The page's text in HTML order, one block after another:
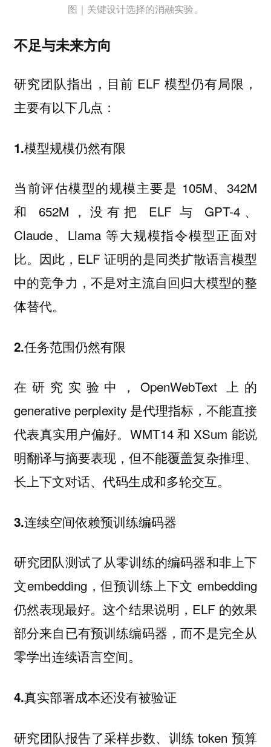
图｜关键设计选择的消融实验。
不足与未来方向
研究团队指出，目前 ELF 模型仍有局限，
主要有以下几点：
1.模型规模仍然有限
当前评估模型的规模主要是 105M、342M
和 652M，没有把 ELF 与 GPT-4、
Claude、Llama 等大规模指令模型正面对
比。因此，ELF 证明的是同类扩散语言模型
中的竞争力，不是对主流自回归大模型的整
体替代。
2.任务范围仍然有限
在研究实验中，OpenWebText 上的
generative perplexity 是代理指标，不能直接
代表真实用户偏好。WMT14 和 XSum 能说
明翻译与摘要表现，但不能覆盖复杂推理、
长上下文对话、代码生成和多轮交互。
3.连续空间依赖预训练编码器
研究团队测试了从零训练的编码器和非上下
文embedding，但预训练上下文 embedding
仍然表现最好。这个结果说明，ELF 的效果
部分来自已有预训练编码器，而不是完全从
零学出连续语言空间。
4.真实部署成本还没有被验证
研究团队报告了采样步数、训练 token 预算